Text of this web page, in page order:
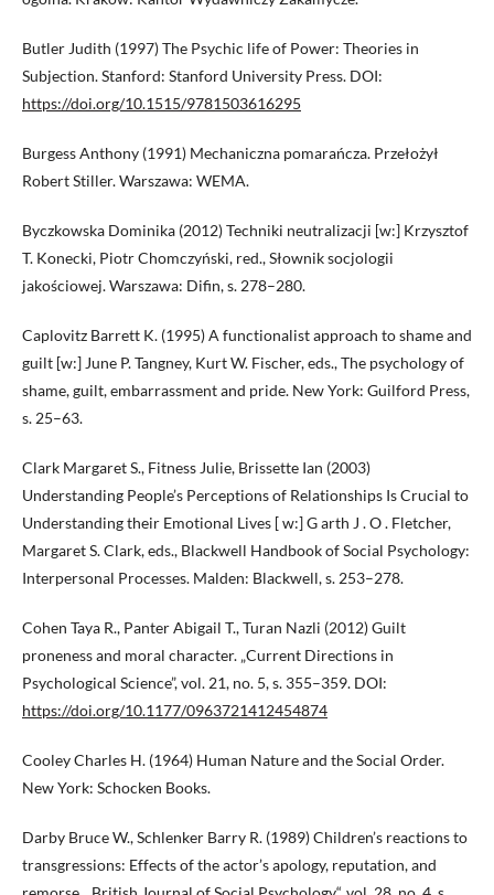
Butler Judith (1997) The Psychic life of Power: Theories in
Subjection. Stanford: Stanford University Press. DOI:
https://doi.org/10.1515/9781503616295
Burgess Anthony (1991) Mechaniczna pomarańcza. Przełożył
Robert Stiller. Warszawa: WEMA.
Byczkowska Dominika (2012) Techniki neutralizacji [w:] Krzysztof
T. Konecki, Piotr Chomczyński, red., Słownik socjologii
jakościowej. Warszawa: Difin, s. 278–280.
Caplovitz Barrett K. (1995) A functionalist approach to shame and
guilt [w:] June P. Tangney, Kurt W. Fischer, eds., The psychology of
shame, guilt, embarrassment and pride. New York: Guilford Press,
s. 25–63.
Clark Margaret S., Fitness Julie, Brissette Ian (2003)
Understanding People’s Perceptions of Relationships Is Crucial to
Understanding their Emotional Lives [ w:] G arth J . O . Fletcher,
Margaret S. Clark, eds., Blackwell Handbook of Social Psychology:
Interpersonal Processes. Malden: Blackwell, s. 253–278.
Cohen Taya R., Panter Abigail T., Turan Nazli (2012) Guilt
proneness and moral character. „Current Directions in
Psychological Science”, vol. 21, no. 5, s. 355–359. DOI:
https://doi.org/10.1177/0963721412454874
Cooley Charles H. (1964) Human Nature and the Social Order.
New York: Schocken Books.
Darby Bruce W., Schlenker Barry R. (1989) Children’s reactions to
transgressions: Effects of the actor’s apology, reputation, and